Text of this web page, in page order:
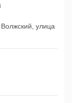
Волжский, улица